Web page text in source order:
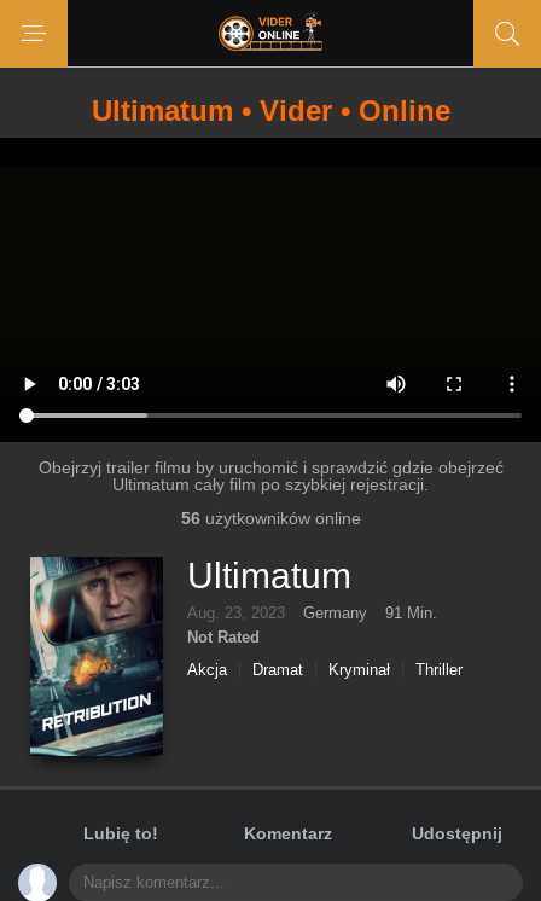
Ultimatum • Vider • Online
Obejrzyj trailer filmu by uruchomić i sprawdzić gdzie obejrzeć
Ultimatum cały film po szybkiej rejestracji.
56użytkowników online
Ultimatum
Aug. 23, 2023 Germany
91 Min.
Not Rated
Akcja
Dramat Kryminał Thriller
Lubię to! Komentarz Udostępnij